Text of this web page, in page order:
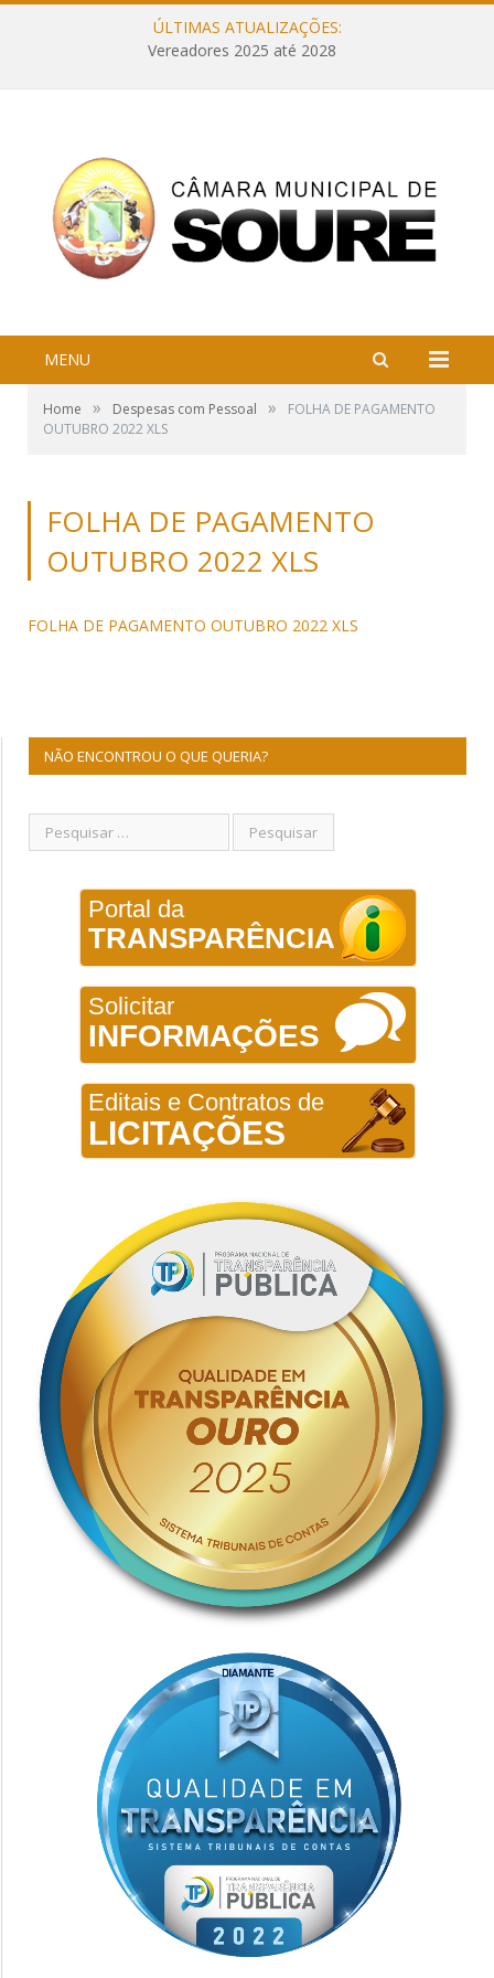
ÚLTIMAS ATUALIZAÇÕES:
Vereadores 2025 até 2028
MENU
Home » Despesas com Pessoal »
FOLHA DE PAGAMENTO
OUTUBRO 2022 XLS
FOLHA DE PAGAMENTO
OUTUBRO 2022 XLS
FOLHA DE PAGAMENTO OUTUBRO 2022 XLS
NÃO ENCONTROU O QUE QUERIA?
Portal da
TRANSPARÊNCIA
Solicitar
INFORMAÇÕES
Editais e Contratos de
LICITAÇÕES